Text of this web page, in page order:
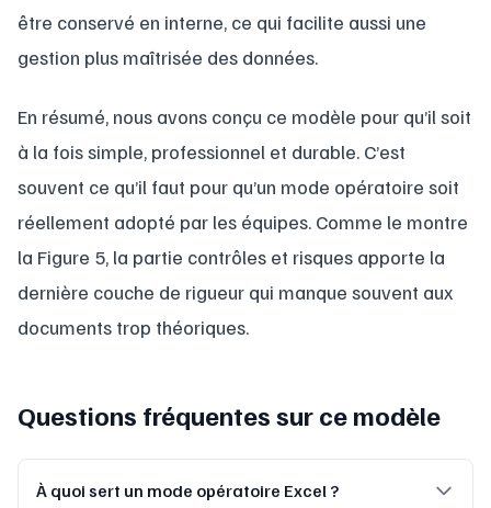
être conservé en interne, ce qui facilite aussi une
gestion plus maîtrisée des données.
En résumé, nous avons conçu ce modèle pour qu’il soit
à la fois simple, professionnel et durable. C’est
souvent ce qu’il faut pour qu’un mode opératoire soit
réellement adopté par les équipes. Comme le montre
la Figure 5, la partie contrôles et risques apporte la
dernière couche de rigueur qui manque souvent aux
documents trop théoriques.
Questions fréquentes sur ce modèle
À quoi sert un mode opératoire Excel ?